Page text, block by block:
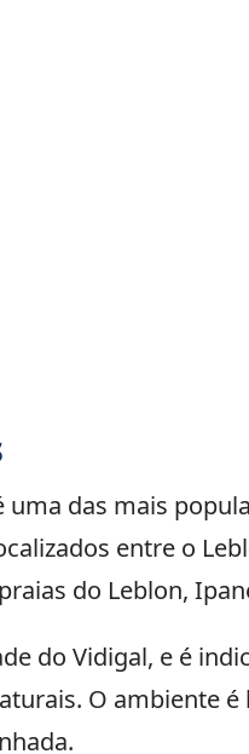
uma das mais
entre o
do Leblon,
do Vidigal, e é
O ambiente